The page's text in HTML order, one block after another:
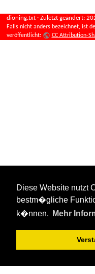
Diese Website nutzt
bestm�gliche
k�nnen.
Mehr
dioning.txt · Zuletzt geändert:
Falls nicht anders bezeichnet, ist
veröffentlicht:
CC Attribution-